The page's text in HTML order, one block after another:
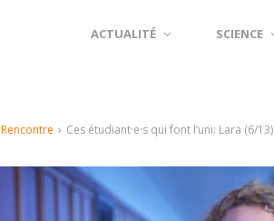
ACTUALITÉ SCIENCE
Rencontre › Ces étudiant·e·s qui font l’uni: Lara (6/13)